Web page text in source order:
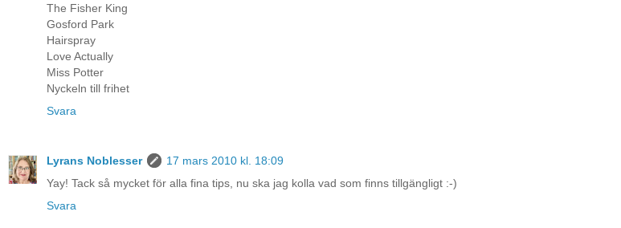
The Fisher King
Gosford Park
Hairspray
Love Actually
Miss Potter
Nyckeln till frihet
Svara
Lyrans Noblesser
17 mars 2010 kl. 18:09
Yay! Tack så mycket för alla fina tips, nu ska jag kolla vad som finns tillgängligt :-)
Svara